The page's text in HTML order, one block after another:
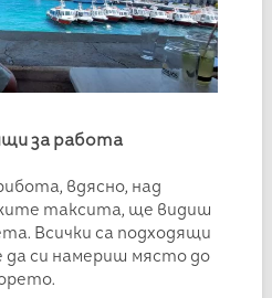
за работа
вдясно, над
таксита, ще видиш
Всички са подходящи
да си намериш място до